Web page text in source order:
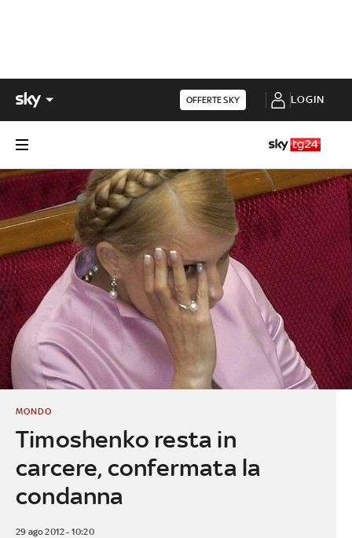
OFFERTE SKY LOGIN
Timoshenko resta in
carcere, confermata la
condanna
MONDO
29 ago 2012 - 10:20